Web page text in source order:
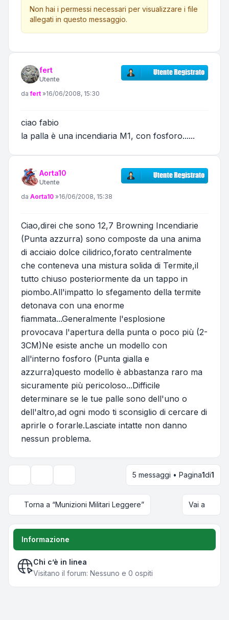
Non hai i permessi necessari per visualizzare i file
allegati in questo messaggio.
fert
Utente
Messaggio
dafert »16/06/2008, 15:30
ciao fabio
la palla è una incendiaria M1, con fosforo......
Aorta10
Utente
Messaggio
da Aorta10 »16/06/2008, 15:38
Ciao,direi che sono 12,7 Browning Incendiarie
(Punta azzurra) sono composte da una anima
di acciaio dolce cilidrico,forato centralmente
che conteneva una mistura solida di Termite,il
tutto chiuso posteriormente da un tappo in
piombo.All'impatto lo sfegamento della termite
detonava con una enorme
fiammata...Generalmente l'esplosione
provocava l'apertura della punta o poco più (2-
3CM)Ne esiste anche un modello con
all'interno fosforo (Punta gialla e
azzurra)questo modello è abbastanza raro ma
sicuramente più pericoloso...Difficile
determinare se le tue palle sono dell'uno o
dell'altro,ad ogni modo ti sconsiglio di cercare di
aprirle o forarle.Lasciate intatte non danno
nessun problema.
Opzioni di visualizzazione e ordinamento
5 messaggi • Pagina1di1
Torna a “Munizioni Militari Leggere” Vai a
Informazione
Chi c’è in linea
Visitano il forum: Nessuno e 0 ospiti